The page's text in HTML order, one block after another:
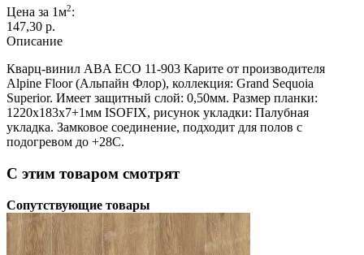
Цена за 1м2:
147,30 p.
Описание
Кварц-винил ABA ECO 11-903 Карите от производителя
Alpine Floor (Альпайн Флор), коллекция: Grand Sequoia
Superior. Имеет защитный слой: 0,50мм. Размер планки:
1220х183х7+1мм ISOFIX, рисунок укладки: Палубная
укладка. Замковое соединение, подходит для полов с
подогревом до +28С.
С этим товаром смотрят
Сопутствующие товары